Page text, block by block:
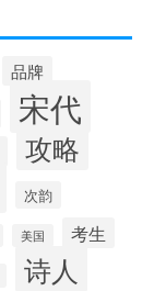
品牌
宋代
攻略
次韵
美国 考生
诗人